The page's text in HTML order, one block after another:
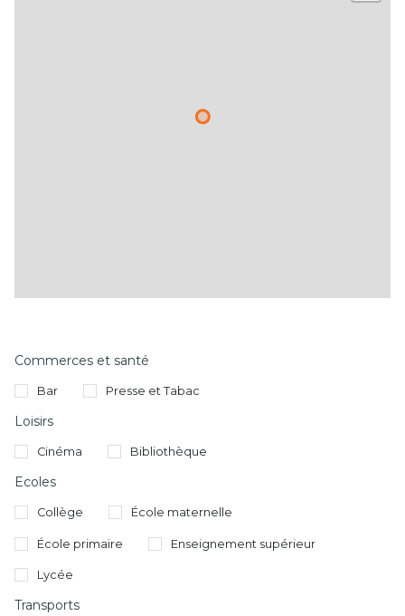
Commerces et santé
Bar Presse et Tabac
Loisirs
Cinéma Bibliothèque
Ecoles
Collège École maternelle
École primaire Enseignement supérieur
Lycée
Transports